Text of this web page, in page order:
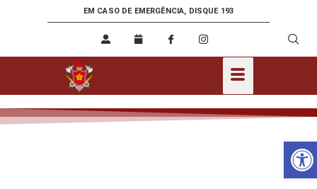
EM CASO DE EMERGÊNCIA, DISQUE 193